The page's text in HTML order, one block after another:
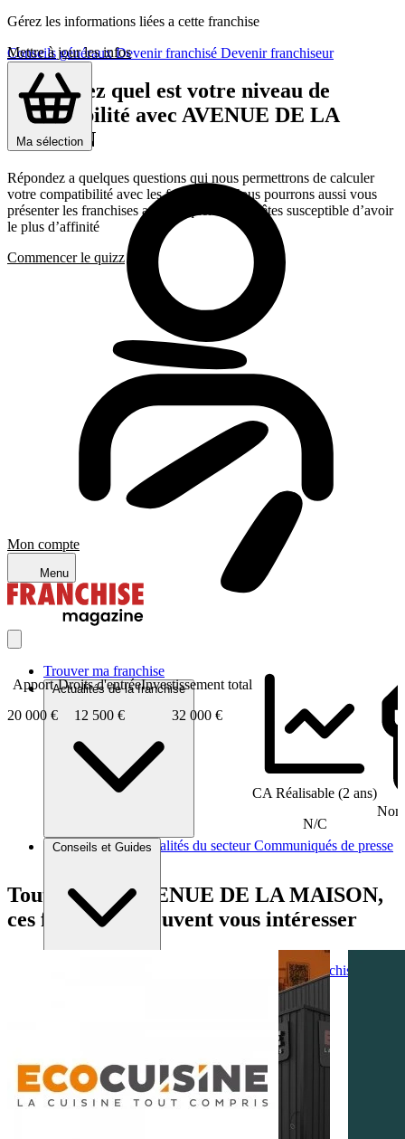
Conseils générauxDevenir franchisé Devenir franchiseur
Ma sélection
Mon compte
Menu
Trouver ma franchise
Actualités de la franchise
Brèves et actus Actualités du secteur Communiqués de presse
Conseils et Guides
Devenir franchiseur
Gérez les informations liées a cette franchise
Mettre à jour les infos
Découvrez quel est votre niveau de
compatibilité avec AVENUE DE LA
MAISON
Répondez a quelques questions qui nous permettrons de calculer
votre compatibilité avec les franchises, Nous pourrons aussi vous
présenter les franchises avec lesquelles vous êtes susceptible d’avoir
le plus d’affinité
Commencer le quizz
Apport
20 000 €
Droits d'entrée
12 500 €
Investissement total
32 000 €
CA Réalisable (2 ans)
N/C
Tout comme AVENUE DE LA MAISON,
ces franchises peuvent vous intéresser